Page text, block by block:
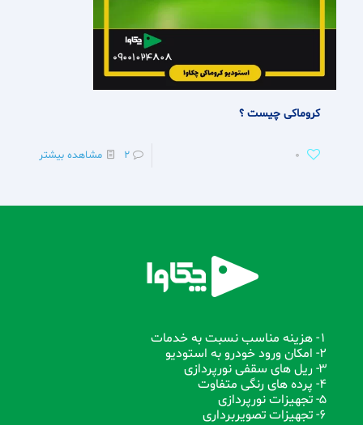
کروماکی چیست ؟
0
2 مشاهده بیشتر
1- هزینه مناسب نسبت به خدمات
2- امکان ورود خودرو به استودیو
3- ریل های سقفی نورپردازی
4- پرده های رنگی متفاوت
5- تجهیزات نورپردازی
6- تجهیزات تصویربرداری